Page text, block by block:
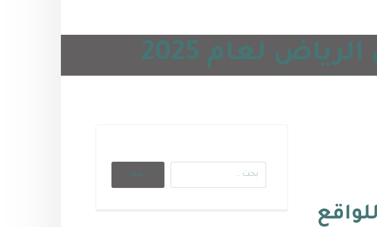
لعام 2025